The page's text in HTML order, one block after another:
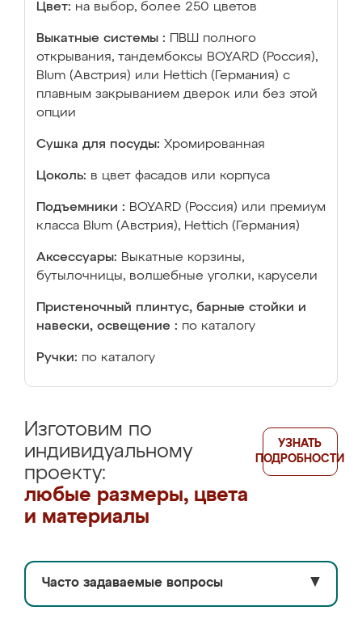
Цвет: на выбор, более 250 цветов
Выкатные системы :
ПВШ полного
открывания, тандембоксы BOYARD (Россия),
Blum (Австрия) или Hettich (Германия) с
плавным закрыванием дверок или без этой
опции
Сушка для посуды: Хромированная
Цоколь: в цвет фасадов или корпуса
Подъемники : BOYARD (Россия) или премиум
класса Blum (Австрия), Hettich (Германия)
Аксессуары: Выкатные корзины,
бутылочницы, волшебные уголки, карусели
Пристеночный плинтус, барные стойки и
навески, освещение : по каталогу
Ручки: по каталогу
Изготовим по
индивидуальному
проекту:
любые размеры, цвета
и материалы
УЗНАТЬ
ПОДРОБНОСТИ
Часто задаваемые вопросы ▼